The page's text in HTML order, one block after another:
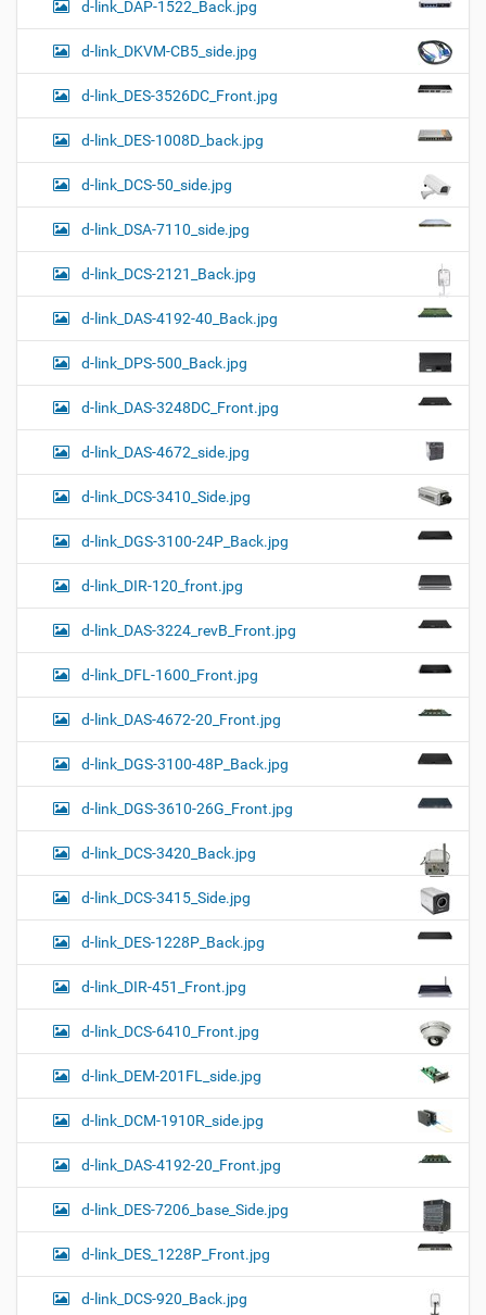
d-link_DAP-1522_Back.jpg
d-link_DKVM-CB5_side.jpg
d-link_DES-3526DC_Front.jpg
d-link_DES-1008D_back.jpg
d-link_DCS-50_side.jpg
d-link_DSA-7110_side.jpg
d-link_DCS-2121_Back.jpg
d-link_DAS-4192-40_Back.jpg
d-link_DPS-500_Back.jpg
d-link_DAS-3248DC_Front.jpg
d-link_DAS-4672_side.jpg
d-link_DCS-3410_Side.jpg
d-link_DGS-3100-24P_Back.jpg
d-link_DIR-120_front.jpg
d-link_DAS-3224_revB_Front.jpg
d-link_DFL-1600_Front.jpg
d-link_DAS-4672-20_Front.jpg
d-link_DGS-3100-48P_Back.jpg
d-link_DGS-3610-26G_Front.jpg
d-link_DCS-3420_Back.jpg
d-link_DCS-3415_Side.jpg
d-link_DES-1228P_Back.jpg
d-link_DIR-451_Front.jpg
d-link_DCS-6410_Front.jpg
d-link_DEM-201FL_side.jpg
d-link_DCM-1910R_side.jpg
d-link_DAS-4192-20_Front.jpg
d-link_DES-7206_base_Side.jpg
d-link_DES_1228P_Front.jpg
d-link_DCS-920_Back.jpg